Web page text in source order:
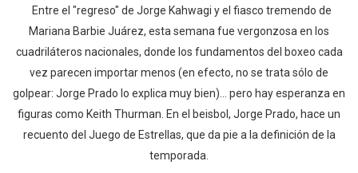
Entre el "regreso" de Jorge Kahwagi y el fiasco tremendo de
Mariana Barbie Juárez, esta semana fue vergonzosa en los
cuadriláteros nacionales, donde los fundamentos del boxeo cada
vez parecen importar menos (en efecto, no se trata sólo de
golpear: Jorge Prado lo explica muy bien)... pero hay esperanza en
figuras como Keith Thurman. En el beisbol, Jorge Prado, hace un
recuento del Juego de Estrellas, que da pie a la definición de la
temporada.